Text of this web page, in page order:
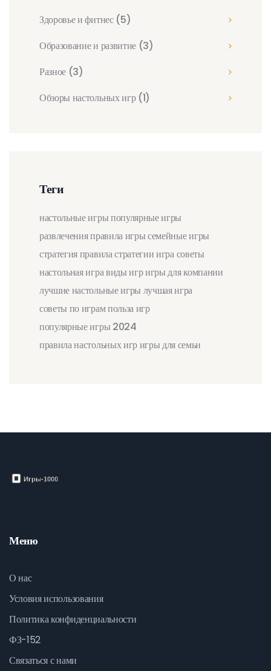
Здоровье и фитнес (5)
Образование и развитие (3)
Разное (3)
Обзоры настольных игр (1)
Теги
настольные игрыпопулярные игры
развлеченияправила игрысемейные игры
стратегияправиластратегиииграсоветы
настольная игравиды игригры для компании
лучшие настольные игры лучшая игра
советы по игрампольза игр
популярные игры 2024
правила настольных игригры для семьи
Меню
О нас
Условия использования
Политика конфиденциальности
ФЗ-152
Связаться с нами